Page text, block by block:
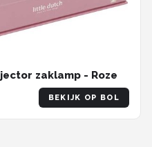
zaklamp - Roze
BEKIJK OP BOL